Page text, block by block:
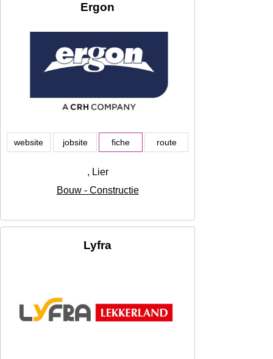
Ergon
website jobsite fiche route
, Lier
Bouw - Constructie
Lyfra